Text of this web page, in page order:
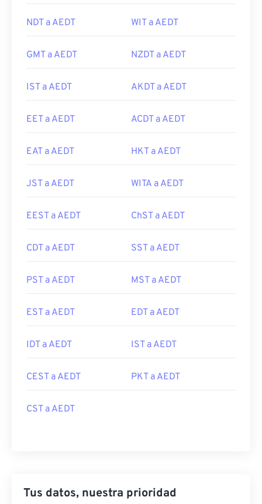
NDT a AEDT WIT a AEDT
GMT a AEDT NZDT a AEDT
IST a AEDT AKDT a AEDT
EET a AEDT ACDT a AEDT
EAT a AEDT HKT a AEDT
JST a AEDT WITA a AEDT
EEST a AEDT ChST a AEDT
CDT a AEDT SST a AEDT
PST a AEDT MST a AEDT
EST a AEDT EDT a AEDT
IDT a AEDT IST a AEDT
CEST a AEDT PKT a AEDT
CST a AEDT
Tus datos, nuestra prioridad